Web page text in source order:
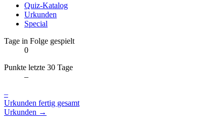
Quiz-Katalog
Urkunden
Special
Tage in Folge gespielt
0
Punkte letzte 30 Tage
–
–
Urkunden fertig gesamt
Urkunden →